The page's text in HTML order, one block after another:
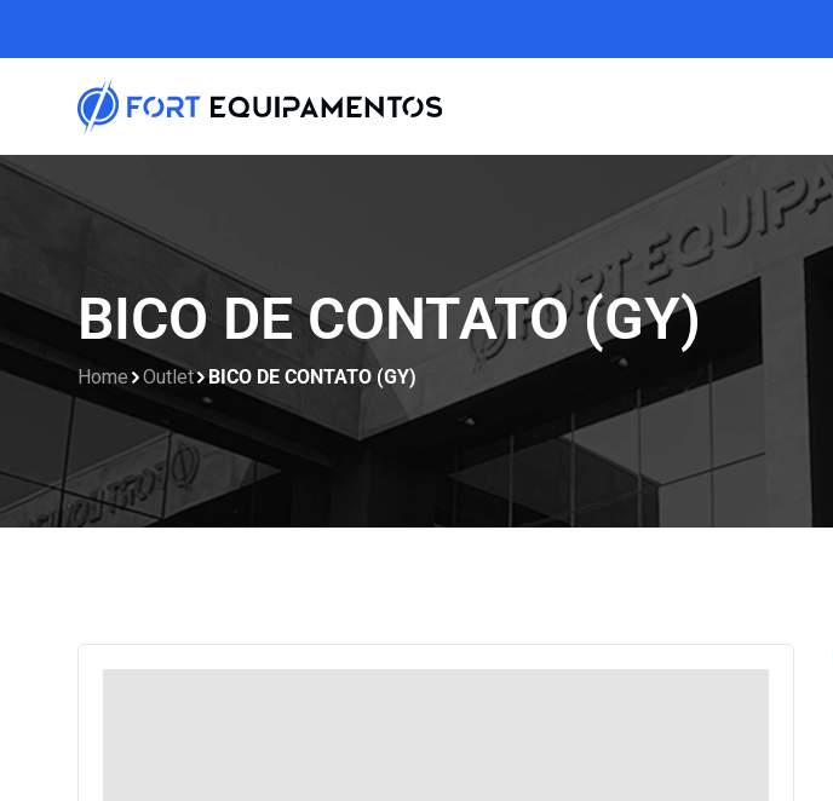
BICO DE CONTATO (GY)
Home Outlet BICO DE CONTATO (GY)